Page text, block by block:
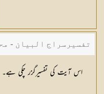
تفسیرسراج البیان -
اس آیت کی تفسیرگزر چکی ہے۔